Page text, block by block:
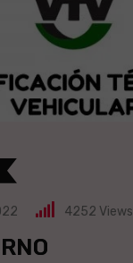
4252 Views